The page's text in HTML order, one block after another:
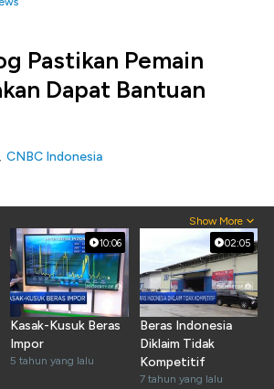
Pastikan Pemain
Dapat Bantuan
CNBC Indonesia
Show More
10:06
Kasak-Kusuk Beras
Impor
5 tahun yang lalu
02:05
Beras Indonesia
Diklaim Tidak
Kompetitif
7 tahun yang lalu